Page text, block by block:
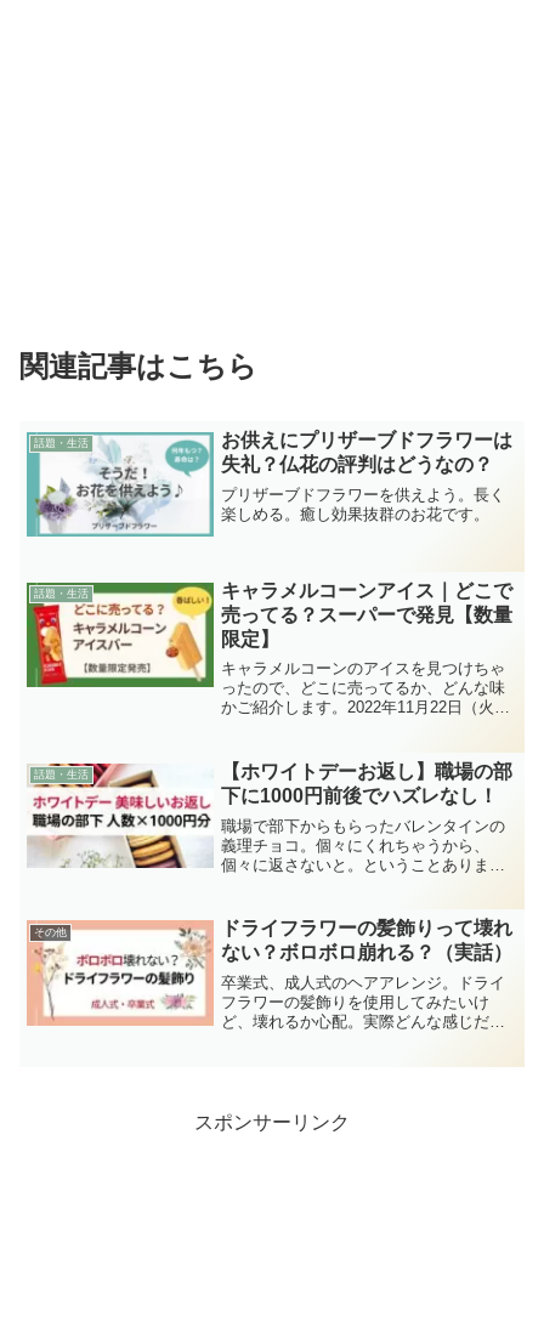
関連記事はこちら
話題・生活
お供えにプリザーブドフラワーは
失礼？仏花の評判はどうなの？
プリザーブドフラワーを供えよう。長く
楽しめる。癒し効果抜群のお花です。
話題・生活
キャラメルコーンアイス｜どこで
売ってる？スーパーで発見【数量
限定】
キャラメルコーンのアイスを見つけちゃ
ったので、どこに売ってるか、どんな味
かご紹介します。2022年11月22日（火）
2023年1月9日（月）より全国にて数量限
定で発売！きっ...
話題・生活
【ホワイトデーお返し】職場の部
下に1000円前後でハズレなし！
職場で部下からもらったバレンタインの
義理チョコ。個々にくれちゃうから、
個々に返さないと。ということありませ
ます。気が付けば。5個10個と増える。結
構すごいことに・・・1...
その他
ドライフラワーの髪飾りって壊れ
ない？ボロボロ崩れる？（実話）
卒業式、成人式のヘアアレンジ。ドライ
フラワーの髪飾りを使用してみたいけ
ど、壊れるか心配。実際どんな感じだっ
スポンサーリンク